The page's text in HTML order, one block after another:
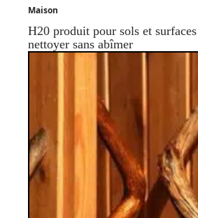
Maison
H20 produit pour sols et
nettoyer sans abîmer